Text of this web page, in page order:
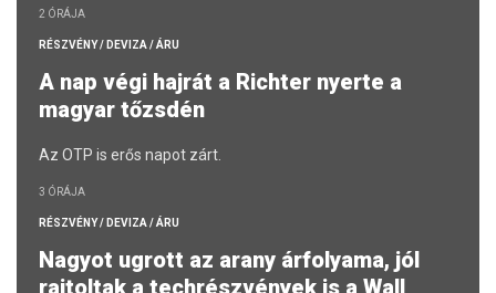
2 ÓRÁJA
RÉSZVÉNY / DEVIZA / ÁRU
A nap végi hajrát a Richter nyerte a
magyar tőzsdén
Az OTP is erős napot zárt.
3 ÓRÁJA
RÉSZVÉNY / DEVIZA / ÁRU
Nagyot ugrott az arany árfolyama, jól
rajtoltak a techrészvények is a Wall